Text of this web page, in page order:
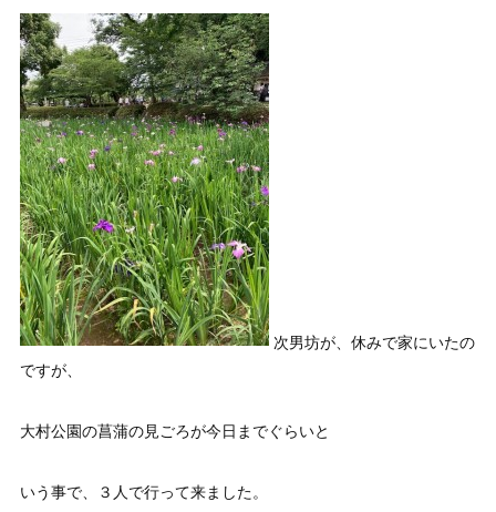
次男坊が、休みで家にいたの
ですが、
大村公園の菖蒲の見ごろが今日までぐらいと
いう事で、３人で行って来ました。